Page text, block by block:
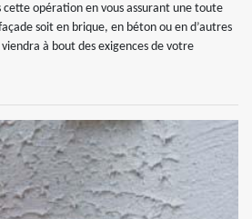
cette opération en vous assurant une toute
soit en brique, en béton ou en d’autres
à bout des exigences de votre